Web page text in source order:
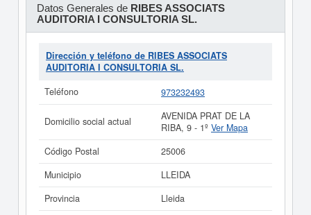
Datos Generales de RIBES ASSOCIATS
AUDITORIA I CONSULTORIA SL.
Dirección y teléfono de RIBES ASSOCIATS
AUDITORIA I CONSULTORIA SL.
Teléfono
973232493
Domicilio social actual
AVENIDA PRAT DE LA
RIBA, 9 - 1º Ver Mapa
Código Postal
25006
Municipio
LLEIDA
Provincia
Lleida